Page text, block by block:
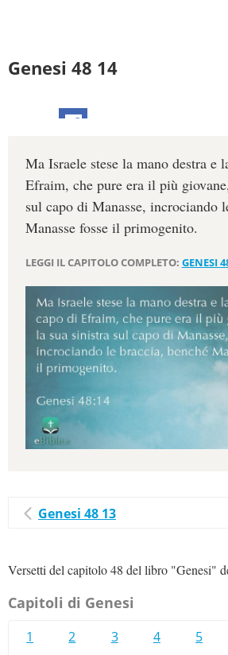
Genesi 48 14
Ma Israele stese la mano destra e
Efraim, che pure era il più
sul capo di Manasse, incrociando
Manasse fosse il primogenito.
LEGGI IL CAPITOLO COMPLETO: GENESI
Genesi 48 13
Versetti del capitolo 48 del libro "Genesi"
Capitoli di Genesi
1 2 3 4 5